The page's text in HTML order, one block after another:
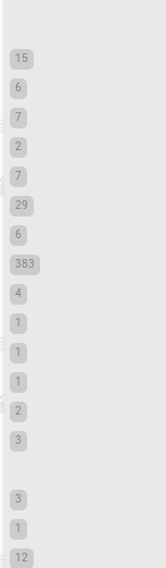
15
6
7
2
7
29
6
383
4
1
1
1
2
3
3
1
12